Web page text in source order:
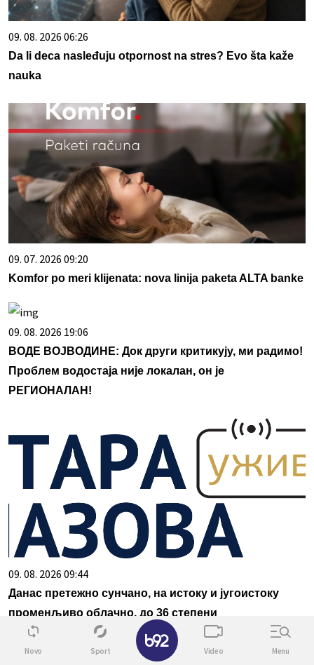
09. 08. 2026 06:26
Da li deca nasleđuju otpornost na stres? Evo šta kaže
nauka
09. 07. 2026 09:20
Komfor po meri klijenata: nova linija paketa ALTA banke
09. 08. 2026 19:06
ВОДЕ ВОЈВОДИНЕ: Док други критикују, ми радимо!
Проблем водостаја није локалан, он је
РЕГИОНАЛАН!
09. 08. 2026 09:44
Данас претежно сунчано, на истоку и југоистоку
променљиво облачно, до 36 степени
Novo Sport Video Menu
✕